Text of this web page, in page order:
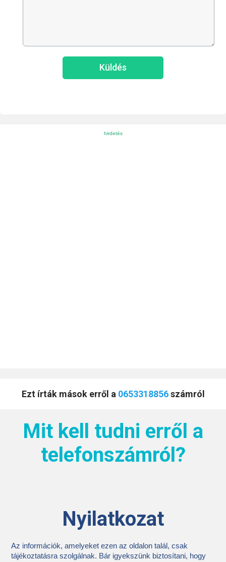
Küldés
Ezt írták mások erről a 0653318856számról
Mit kell tudni erről a
telefonszámról?
Nyilatkozat
Az információk, amelyeket ezen az oldalon talál, csak
tájékoztatásra szolgálnak. Bár igyekszünk biztosítani, hogy